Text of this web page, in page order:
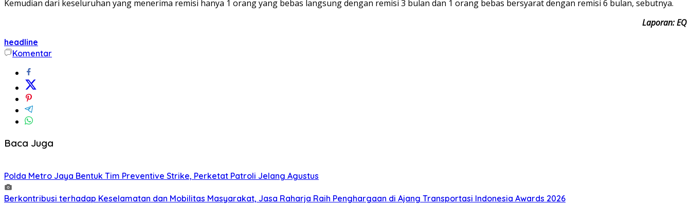
Kemudian dari keseluruhan yang menerima remisi hanya 1 orang yang bebas langsung dengan remisi 3 bulan dan 1 orang bebas bersyarat dengan remisi 6 bulan, sebutnya.
Laporan: EQ
headline
Komentar
Baca Juga
Polda Metro Jaya Bentuk Tim Preventive Strike, Perketat Patroli Jelang Agustus
Berkontribusi terhadap Keselamatan dan Mobilitas Masyarakat, Jasa Raharja Raih Penghargaan di Ajang Transportasi Indonesia Awards 2026